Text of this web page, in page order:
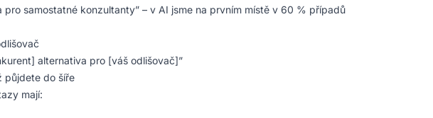
pro samostatné konzultanty” – v AI jsme na prvním místě v 60 % případů
alternativa pro [váš odlišovač]”
půjdete do šíře
mají: